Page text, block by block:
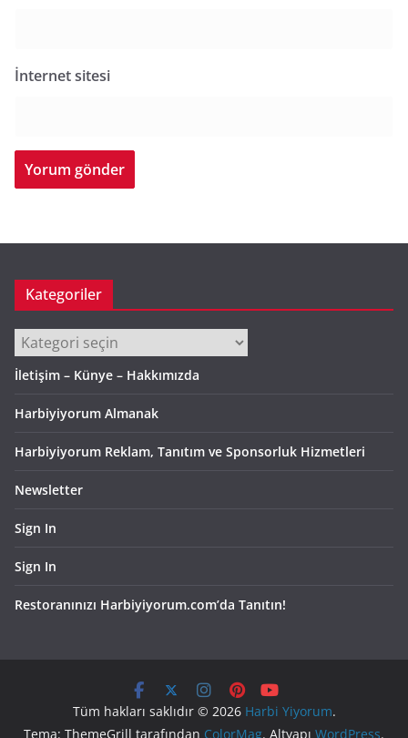
İnternet sitesi
Kategoriler
Kategoriler
İletişim – Künye – Hakkımızda
Harbiyiyorum Almanak
Harbiyiyorum Reklam, Tanıtım ve Sponsorluk Hizmetleri
Newsletter
Sign In
Sign In
Restoranınızı Harbiyiyorum.com’da Tanıtın!
Tüm hakları saklıdır © 2026 Harbi Yiyorum.
Tema: ThemeGrill tarafından ColorMag. Altyapı WordPress.